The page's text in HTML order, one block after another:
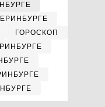
ГОРОСКОП